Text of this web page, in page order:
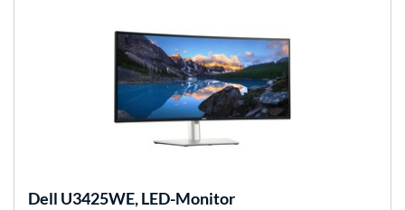
Dell U3425WE, LED-Monitor